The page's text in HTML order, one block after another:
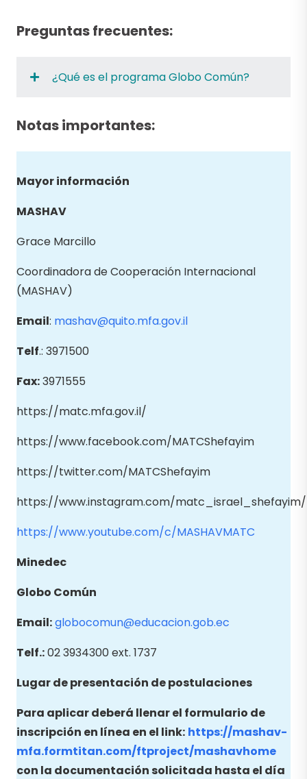
Preguntas frecuentes:
¿Qué es el programa Globo Común?
Notas importantes:
Mayor información
MASHAV
Grace Marcillo
Coordinadora de Cooperación Internacional
(MASHAV)
Email: mashav@quito.mfa.gov.il
Telf.: 3971500
Fax:3971555
https://matc.mfa.gov.il/
https://www.facebook.com/MATCShefayim
https://twitter.com/MATCShefayim
https://www.instagram.com/matc_israel_shefayim/
https://www.youtube.com/c/MASHAVMATC
Minedec
Globo Común
Email:globocomun@educacion.gob.ec
Telf.:02 3934300 ext. 1737
Lugar de presentación de postulaciones
Para aplicar deberá llenar el formulario de
inscripción en línea en el link: https://mashav-
mfa.formtitan.com/ftproject/mashavhome
con la documentación solicitada hasta el día